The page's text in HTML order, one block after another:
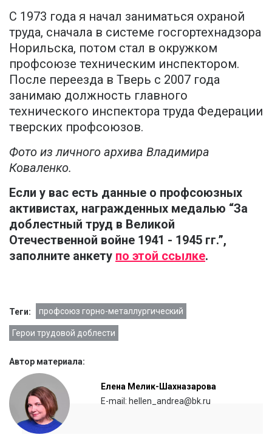
С 1973 года я начал заниматься охраной
труда, сначала в системе госгортехнадзора
Норильска, потом стал в окружком
профсоюзе техническим инспектором.
После переезда в Тверь с 2007 года
занимаю должность главного
технического инспектора труда Федерации
тверских профсоюзов.
Фото из личного архива Владимира
Коваленко.
Если у вас есть данные о профсоюзных
активистах, награжденных медалью “За
доблестный труд в Великой
Отечественной войне 1941 - 1945 гг.”,
заполните анкету по этой ссылке.
Теги: профсоюз горно-металлургический
Герои трудовой доблести
Автор материала:
Елена Мелик-Шахназарова
E-mail: hellen_andrea@bk.ru